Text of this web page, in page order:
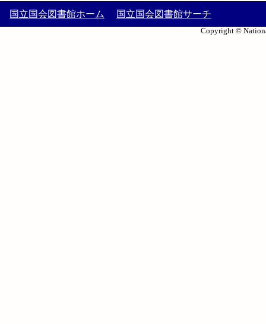
国立国会図書館ホーム 国立国会図書館サーチ
Copyright ©